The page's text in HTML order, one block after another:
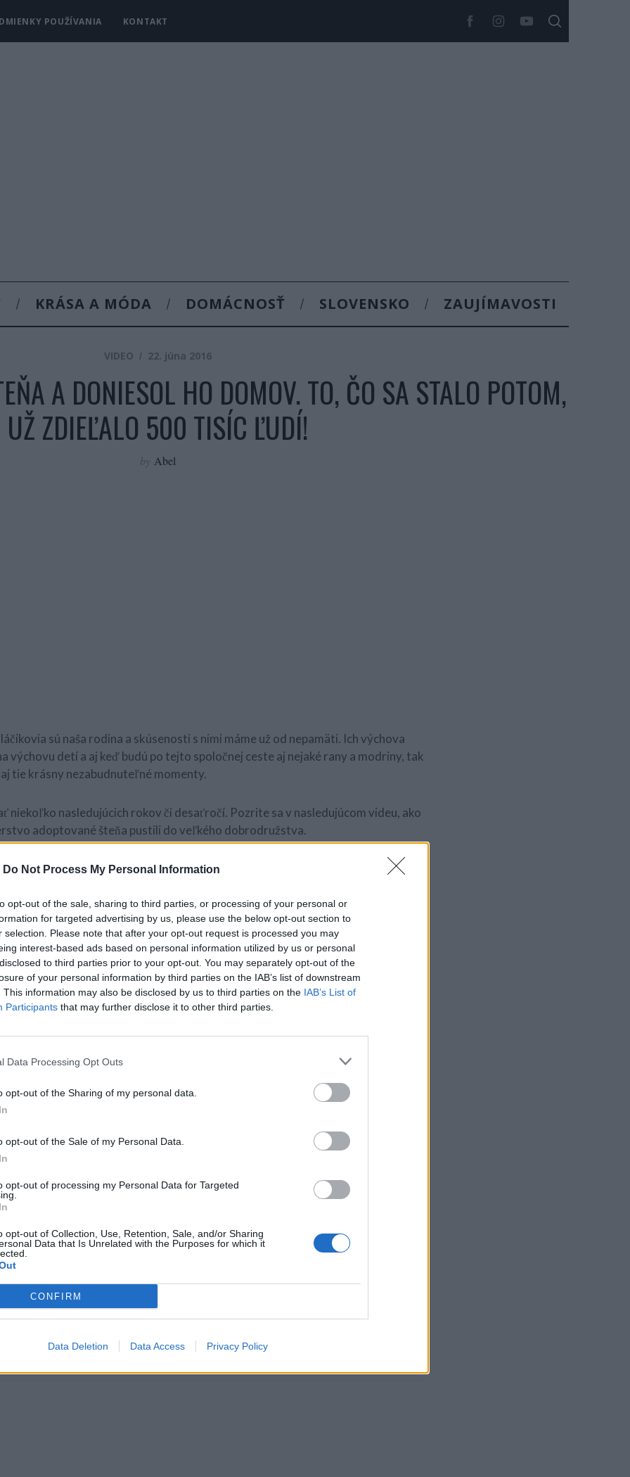
Do Not Process My Personal Information
opt-out of the sale, sharing to third parties, or processing of your personal or
for targeted advertising by us, please use the below opt-out section to
selection. Please note that after your opt-out request is processed you may
interest-based ads based on personal information utilized by us or personal
to third parties prior to your opt-out. You may separately opt-out of the
of your personal information by third parties on the IAB’s list of downstream
This information may also be disclosed by us to third parties on the IAB’s List of
Participants that may further disclose it to other third parties.
Data Processing Opt Outs
opt-out of the Sharing of my personal data.
opt-out of the Sale of my Personal Data.
opt-out of processing my Personal Data for Targeted
opt-out of Collection, Use, Retention, Sale, and/or Sharing
Data that Is Unrelated with the Purposes for which it
CONFIRM
Data Deletion Data Access Privacy Policy
POUŽÍVANIA KONTAKT
KRÁSA A MÓDA DOMÁCNOSŤ SLOVENSKO ZAUJÍMAVOSTI
VIDEO 22. júna 2016
A DONIESOL HO DOMOV. TO, ČO SA STALO POTOM,
UŽ ZDIEĽALO 500 TISÍC ĽUDÍ!
by Abel
sú naša rodina a skúsenosti s nimi máme už od nepamäti. Ich výchova
výchovu detí a aj keď budú po tejto spoločnej ceste aj nejaké rany a modriny, tak
tie krásny nezabudnuteľné momenty.
niekoľko nasledujúcich rokov či desaťročí. Pozrite sa v nasledujúcom videu, ako
adoptované šteňa pustili do veľkého dobrodružstva.
nezabudnite ho zdieľať spolu s vašimi priateľmi na Facebooku!
Prečítajte si aj
sa a užívajte si: 6 tipov, ako mať z intímneho zblíženia intenzívnejší pôžitok
vody a málo úspor na blížiace sa ročné vyúčtovanie?